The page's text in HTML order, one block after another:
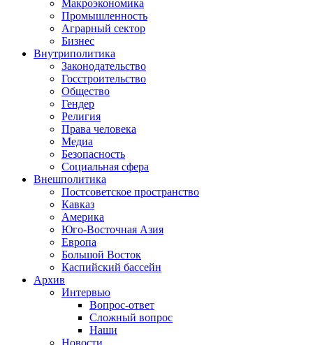
Макроэкономика
Промышленность
Аграрный сектор
Бизнес
Внутриполитика
Законодательство
Госстроительство
Общество
Гендер
Религия
Права человека
Медиа
Безопасность
Социальная сфера
Внешполитика
Постсоветское пространство
Кавказ
Америка
Юго-Восточная Азия
Европа
Большой Восток
Каспийский бассейн
Архив
Интервью
Вопрос-ответ
Сложный вопрос
Наши
Новости